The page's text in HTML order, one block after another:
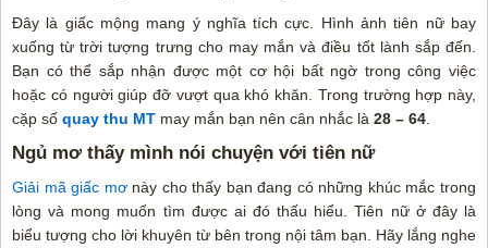
Đây là giấc mộng mang ý nghĩa tích cực. Hình ảnh tiên nữ bay
xuống từ trời tượng trưng cho may mắn và điều tốt lành sắp đến.
Bạn có thể sắp nhận được một cơ hội bất ngờ trong công việc
hoặc có người giúp đỡ vượt qua khó khăn. Trong trường hợp này,
cặp số quay thu MT may mắn bạn nên cân nhắc là 28 – 64
Ngủ mơ thấy mình nói chuyện với tiên nữ
Giải mã giấc mơnày cho thấy bạn đang có những khúc mắc trong
lòng và mong muốn tìm được ai đó thấu hiểu. Tiên nữ ở đây là
biểu tượng cho lời khuyên từ bên trong nội tâm bạn. Hãy lắng nghe